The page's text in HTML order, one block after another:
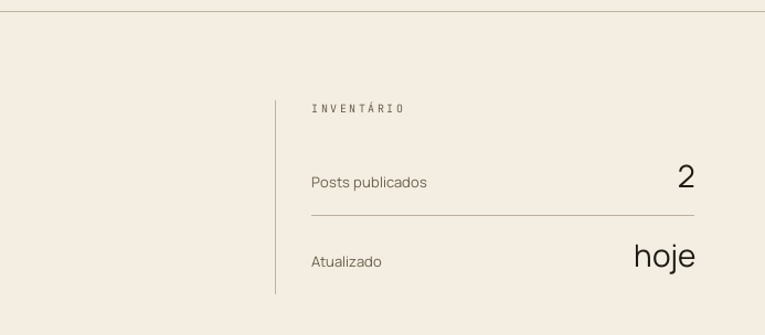
INVENTÁRIO
Posts publicados 2
Atualizado hoje